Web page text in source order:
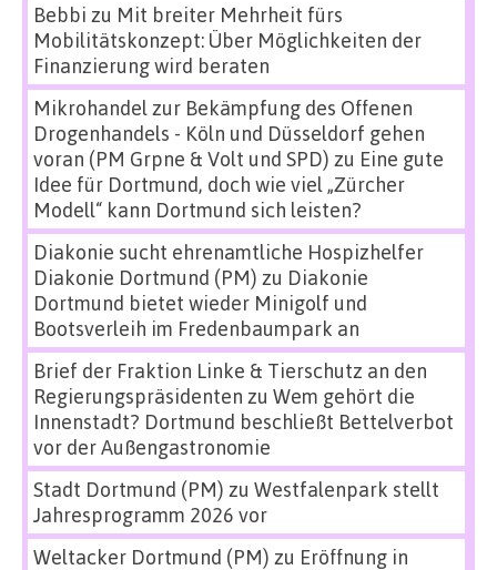
Bebbi zu Mit breiter Mehrheit fürs
Mobilitätskonzept: Über Möglichkeiten der
Finanzierung wird beraten
Mikrohandel zur Bekämpfung des Offenen
Drogenhandels - Köln und Düsseldorf gehen
voran (PM Grpne & Volt und SPD) zu Eine gute
Idee für Dortmund, doch wie viel „Zürcher
Modell“ kann Dortmund sich leisten?
Diakonie sucht ehrenamtliche Hospizhelfer
Diakonie Dortmund (PM) zu Diakonie
Dortmund bietet wieder Minigolf und
Bootsverleih im Fredenbaumpark an
Brief der Fraktion Linke & Tierschutz an den
Regierungspräsidenten zu Wem gehört die
Innenstadt? Dortmund beschließt Bettelverbot
vor der Außengastronomie
Stadt Dortmund (PM) zu Westfalenpark stellt
Jahresprogramm 2026 vor
Weltacker Dortmund (PM) zu Eröffnung in